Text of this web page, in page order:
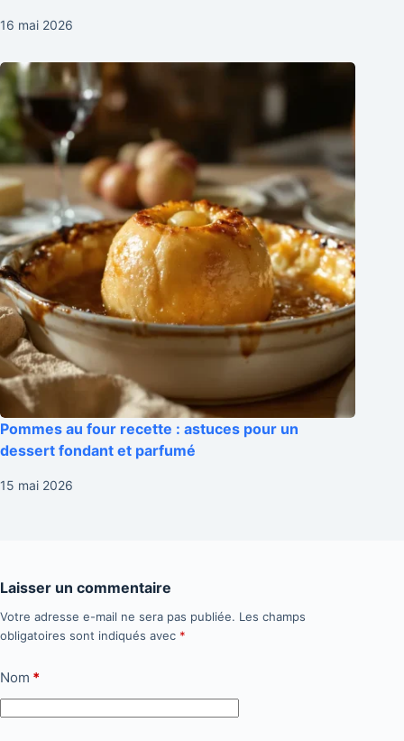
16 mai 2026
Pommes au four recette : astuces pour un
dessert fondant et parfumé
15 mai 2026
Laisser un commentaire
Votre adresse e-mail ne sera pas publiée. Les champs
obligatoires sont indiqués avec *
Nom *